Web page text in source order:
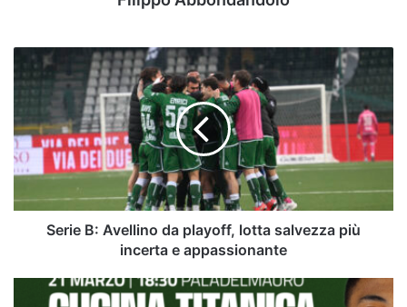
Serie
B:
Avellino
da
playoff,
lotta
salvezza
incerta
Serie B: Avellino da playoff, lotta salvezza più
incerta e appassionante
Avellino